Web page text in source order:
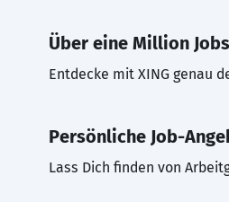
Über eine Million Jobs
Entdecke mit XING genau
Persönliche Job-
Lass Dich finden von